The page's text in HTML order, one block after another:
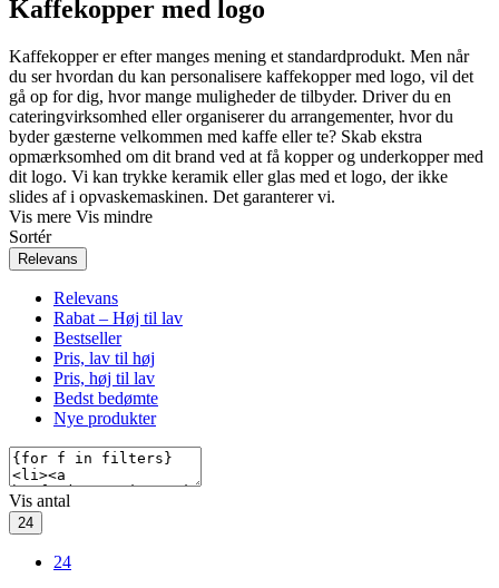
Kaffekopper med logo
Kaffekopper er efter manges mening et standardprodukt. Men når
du ser hvordan du kan personalisere kaffekopper med logo, vil det
gå op for dig, hvor mange muligheder de tilbyder. Driver du en
cateringvirksomhed eller organiserer du arrangementer, hvor du
byder gæsterne velkommen med kaffe eller te? Skab ekstra
opmærksomhed om dit brand ved at få kopper og underkopper med
dit logo. Vi kan trykke keramik eller glas med et logo, der ikke
slides af i opvaskemaskinen. Det garanterer vi.
Vis mere Vis mindre
Sortér
Relevans
Relevans
Rabat – Høj til lav
Bestseller
Pris, lav til høj
Pris, høj til lav
Bedst bedømte
Nye produkter
Vis antal
24
24